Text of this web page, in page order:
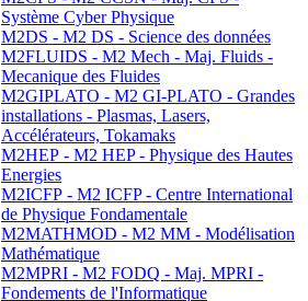
Système Cyber Physique
M2DS - M2 DS - Science des données
M2FLUIDS - M2 Mech - Maj. Fluids -
Mecanique des Fluides
M2GIPLATO - M2 GI-PLATO - Grandes
installations - Plasmas, Lasers,
Accélérateurs, Tokamaks
M2HEP - M2 HEP - Physique des Hautes
Energies
M2ICFP - M2 ICFP - Centre International
de Physique Fondamentale
M2MATHMOD - M2 MM - Modélisation
Mathématique
M2MPRI - M2 FODQ - Maj. MPRI -
Fondements de l'Informatique